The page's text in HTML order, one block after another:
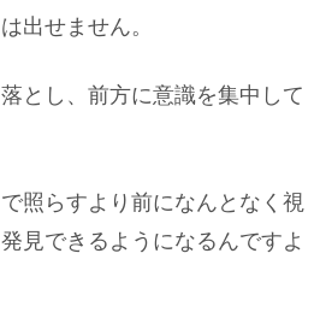
出せません。
とし、前方に意識を集中して
照らすより前になんとなく視
見できるようになるんですよ